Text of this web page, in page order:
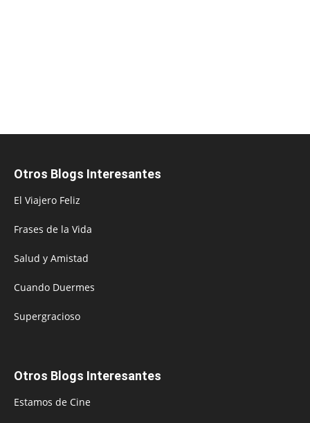
Otros Blogs Interesantes
El Viajero Feliz
Frases de la Vida
Salud y Amistad
Cuando Duermes
Supergracioso
Otros Blogs Interesantes
Estamos de Cine